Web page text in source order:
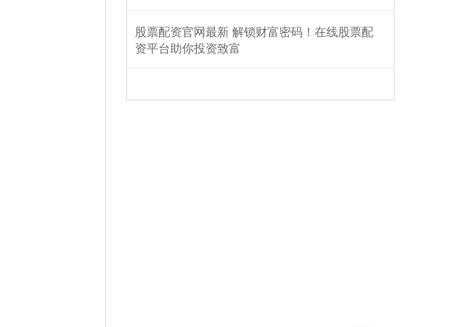
股票配资官网最新 解锁财富密码！在线股票配
资平台助你投资致富